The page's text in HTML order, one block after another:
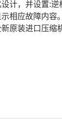
计，并设置:
相应故障内容。
原装进口压缩